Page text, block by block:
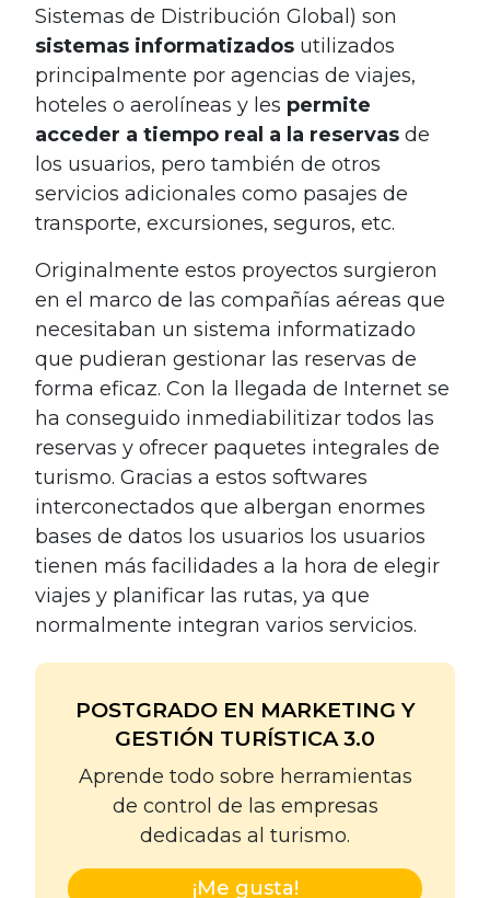
Sistemas de Distribución Global) son
sistemas informatizados utilizados
principalmente por agencias de viajes,
hoteles o aerolíneas y les permite
acceder a tiempo real a la reservas de
los usuarios, pero también de otros
servicios adicionales como pasajes de
transporte, excursiones, seguros, etc.
Originalmente estos proyectos surgieron
en el marco de las compañías aéreas que
necesitaban un sistema informatizado
que pudieran gestionar las reservas de
forma eficaz. Con la llegada de Internet se
ha conseguido inmediabilitizar todos las
reservas y ofrecer paquetes integrales de
turismo. Gracias a estos softwares
interconectados que albergan enormes
bases de datos los usuarios los usuarios
tienen más facilidades a la hora de elegir
viajes y planificar las rutas, ya que
normalmente integran varios servicios.
POSTGRADO EN MARKETING Y
GESTIÓN TURÍSTICA 3.0
Aprende todo sobre herramientas
de control de las empresas
dedicadas al turismo.
¡Me gusta!